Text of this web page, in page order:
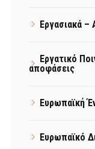
Εργασιακά –
Εργατικό
αποφάσεις
Ευρωπαϊκή
Ευρωπαϊκό